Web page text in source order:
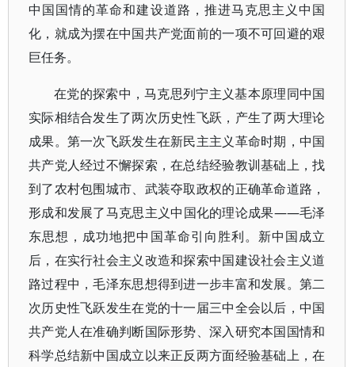
中国国情的革命和建设道路，推进马克思主义中国
化，就成为摆在中国共产党面前的一项不可回避的艰
巨任务。
在党的探索中，马克思列宁主义基本原理同中国
实际相结合发生了两次历史性飞跃，产生了两大理论
成果。第一次飞跃发生在新民主主义革命时期，中国
共产党人经过不懈探索，在总结经验教训基础上，找
到了农村包围城市、武装夺取政权的正确革命道路，
形成和发展了马克思主义中国化的理论成果——毛泽
东思想，成功地把中国革命引向胜利。新中国成立
后，在实行社会主义改造和探索中国建设社会主义道
路过程中，毛泽东思想得到进一步丰富和发展。第二
次历史性飞跃发生在党的十一届三中全会以后，中国
共产党人在准确判断国际形势、深入研究本国国情和
科学总结新中国成立以来正反两方面经验基础上，在